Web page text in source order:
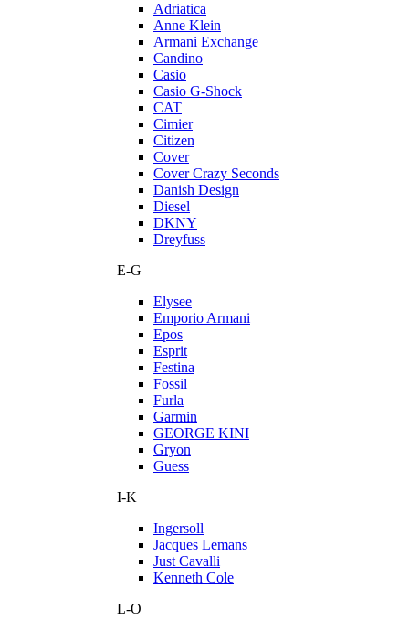
Adriatica
Anne Klein
Armani Exchange
Candino
Casio
Casio G-Shock
CAT
Cimier
Citizen
Cover
Cover Crazy Seconds
Danish Design
Diesel
DKNY
Dreyfuss
E-G
Elysee
Emporio Armani
Epos
Esprit
Festina
Fossil
Furla
Garmin
GEORGE KINI
Gryon
Guess
I-K
Ingersoll
Jacques Lemans
Just Cavalli
Kenneth Cole
L-O